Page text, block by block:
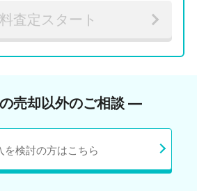
査定スタート
売却以外のご相談 ―
を検討の方はこちら